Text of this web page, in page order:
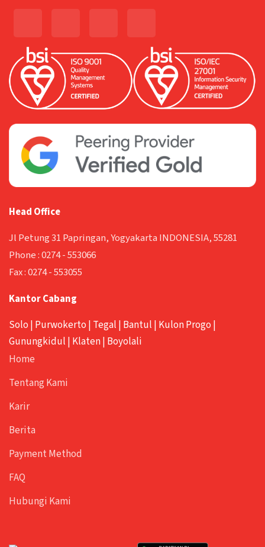
Head Office
Jl Petung 31 Papringan, Yogyakarta INDONESIA, 55281
Phone :0274 - 553066
Fax :0274 - 553055
Kantor Cabang
Solo | Purwokerto | Tegal | Bantul | Kulon Progo |
Gunungkidul | Klaten| Boyolali
Home
Tentang Kami
Karir
Berita
Payment Method
FAQ
Hubungi Kami